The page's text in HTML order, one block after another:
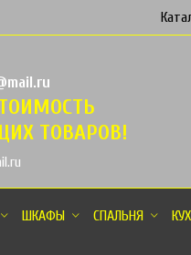
ТОВАРОВ!
ШКАФЫ СПАЛЬНЯ